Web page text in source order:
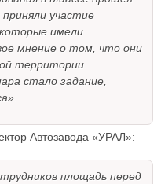
участие
имели
мнение о том, что они
территории.
стало задание,
Автозавода «УРАЛ»:
площадь перед